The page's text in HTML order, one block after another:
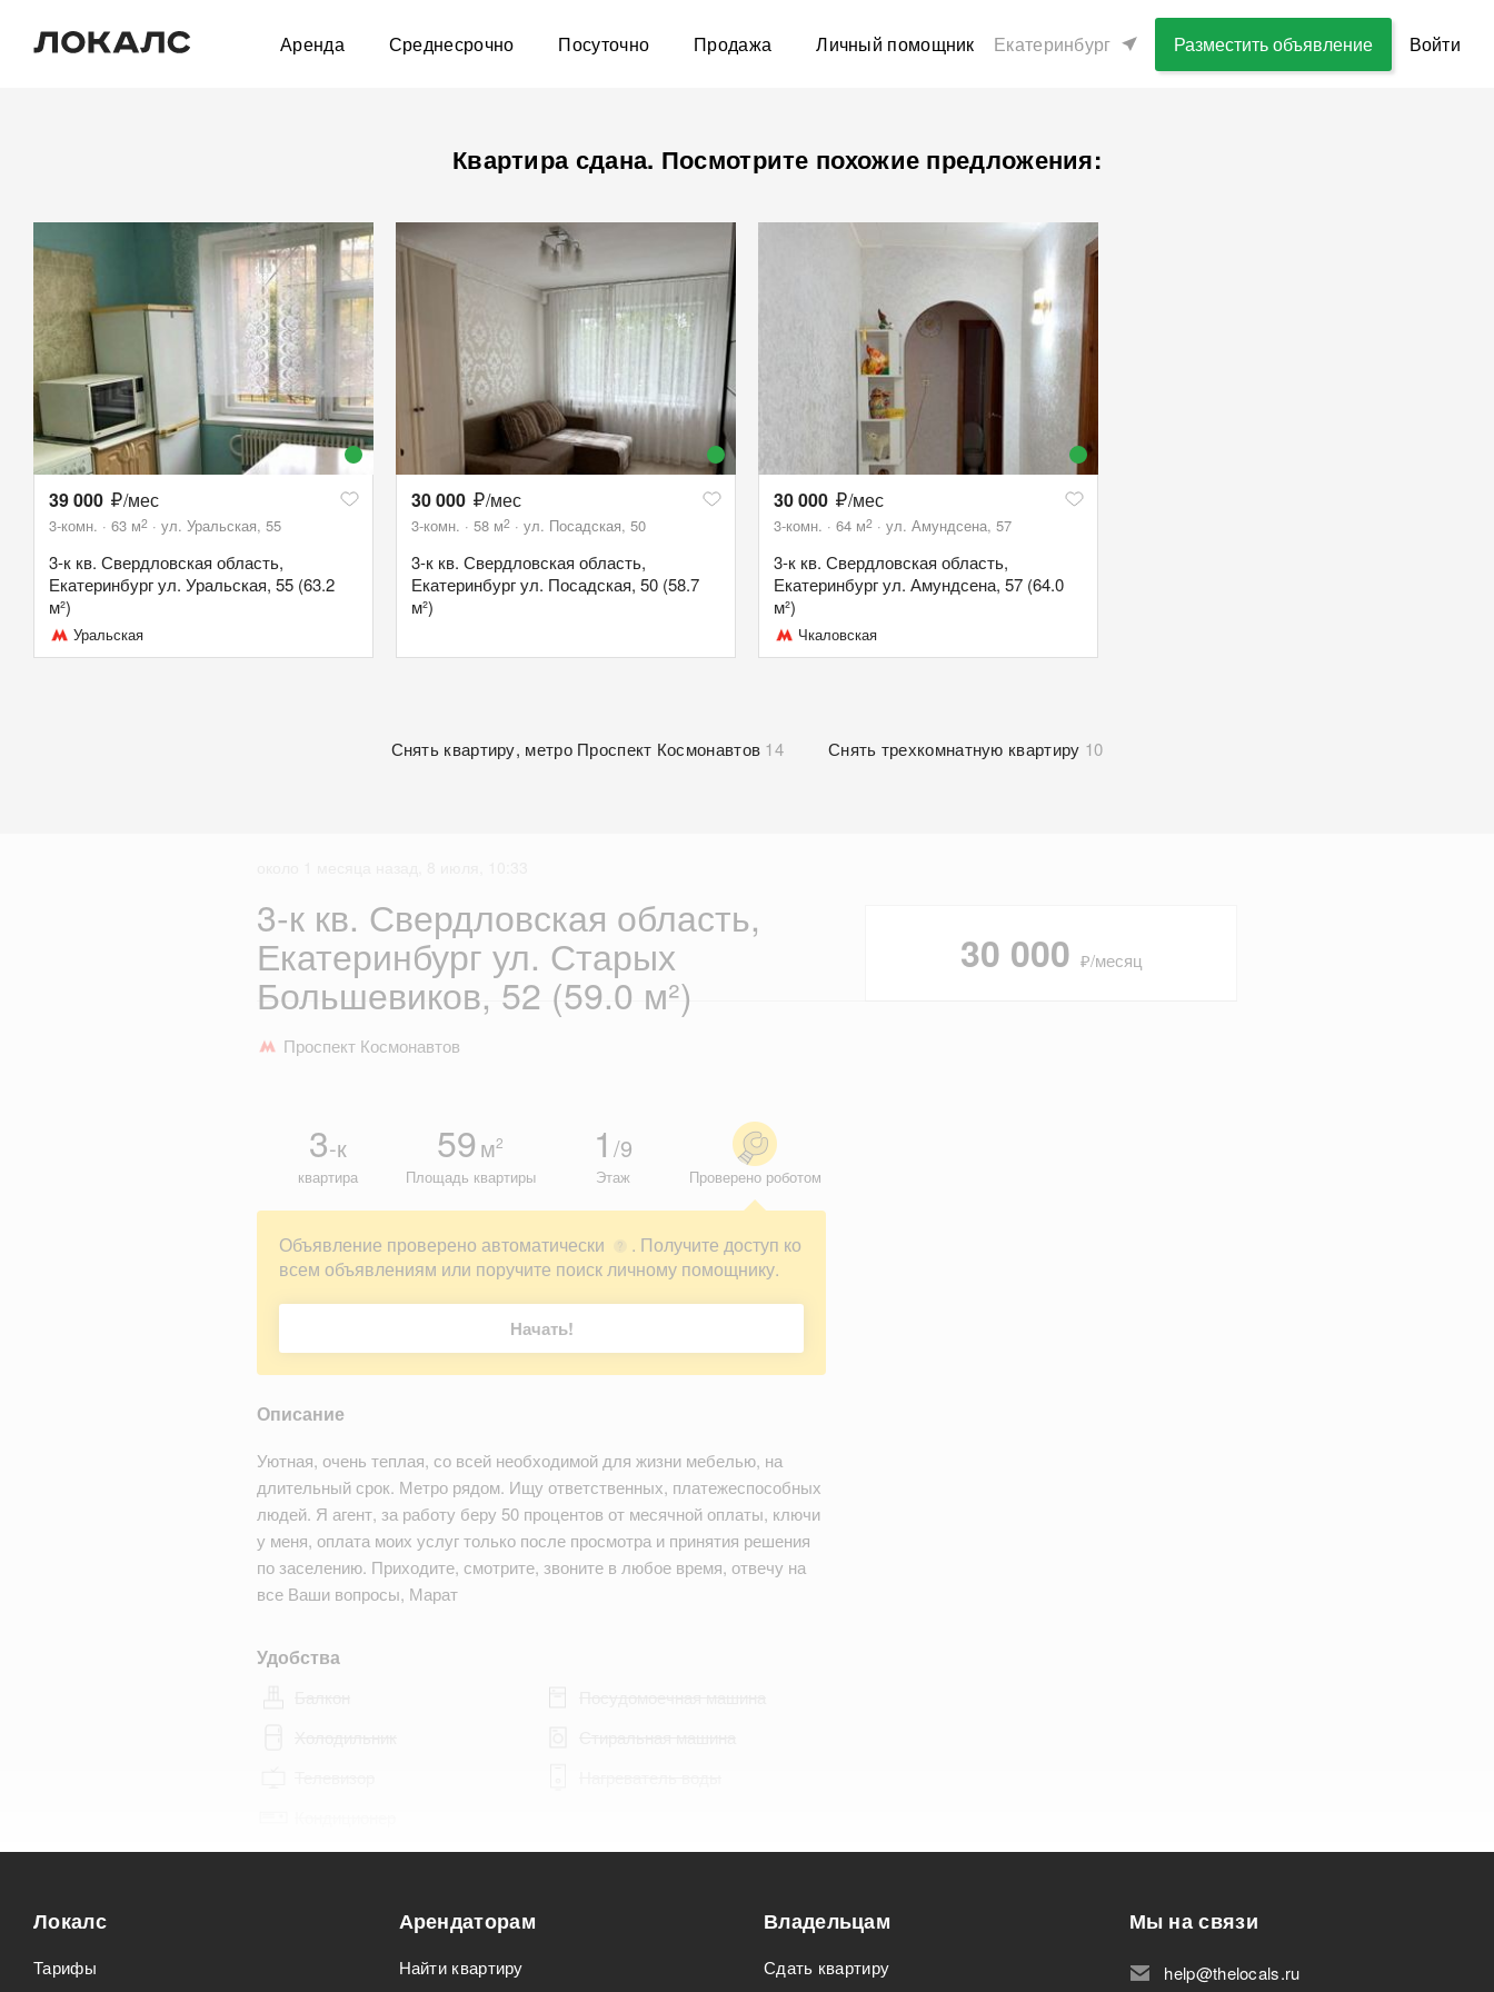
Аренда Среднесрочно Посуточно Продажа Личный помощник Екатеринбург Разместить объявление Войти
Квартира сдана. Посмотрите похожие предложения:
39 000 /мес
3-комн. 63 м2 ул. Уральская, 55
3-к кв. Свердловская область,
Екатеринбург ул. Уральская, 55 (63.2
м²)
Уральская
30 000 /мес
3-комн. 58 м2 ул. Посадская, 50
3-к кв. Свердловская область,
Екатеринбург ул. Посадская, 50 (58.7
м²)
30 000 /мес
3-комн. 64 м2 ул. Амундсена, 57
3-к кв. Свердловская область,
Екатеринбург ул. Амундсена, 57 (64.0
м²)
Чкаловская
Снять квартиру, метро Проспект Космонавтов 14 Снять трехкомнатную квартиру 10
3-к кв. Свердловская область,
Екатеринбург ул. Старых
Большевиков, 52 (59.0 м²)
Проспект Космонавтов
3-к
квартира
59 м2
Площадь квартиры
1 /9
Этаж Проверено роботом
Объявление проверено автоматически ?
. Получите доступ ко
всем объявлениям или поручите поиск личному помощнику.
Начать!
Описание
Уютная, очень теплая, со всей необходимой для жизни мебелью, на
длительный срок. Метро рядом. Ищу ответственных, платежеспособных
людей. Я агент, за работу беру 50 процентов от месячной оплаты, ключи
у меня, оплата моих услуг только после просмотра и принятия решения
по заселению. Приходите, смотрите, звоните в любое время, отвечу на
все Ваши вопросы, Марат
Удобства
Можно курить
Подходит для мероприятий
Можно с животными
Подходит для семьи с детьми
30 000 ₽/месяц
Локалс
Тарифы
Арендаторам
Найти квартиру
Владельцам
Сдать квартиру
Мы на связи
help@thelocals.ru